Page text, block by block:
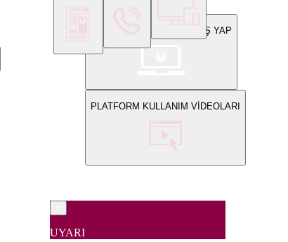
WEB PLATFORMUNA GİRİŞ YAP
PLATFORM KULLANIM VİDEOLARI
UYARI